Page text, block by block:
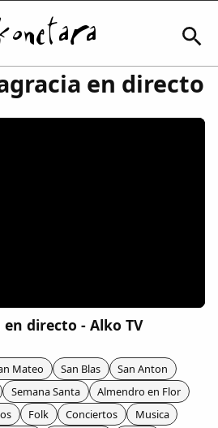
en directo
directo - Alko TV
Mateo San Blas
San Anton
Semana Santa
Almendro en Flor
Folk Conciertos
Musica